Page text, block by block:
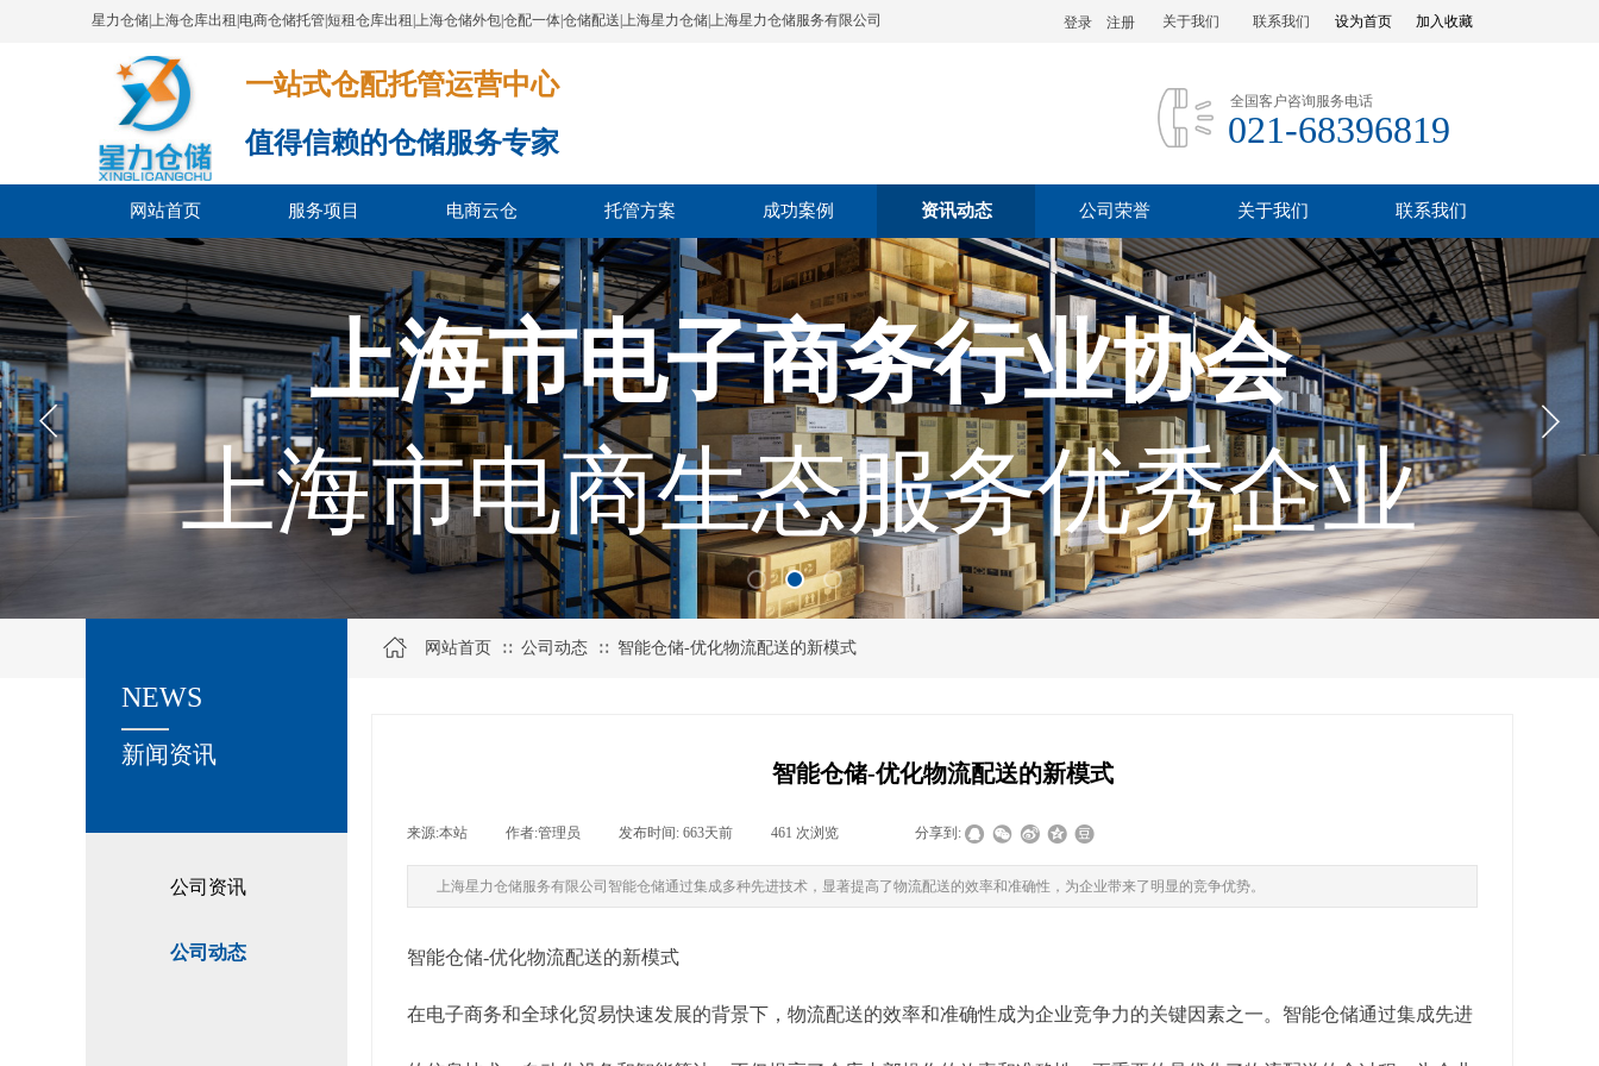
星力仓储|上海仓库出租|电商仓储托管|短租仓库出租|上海仓储外包|仓配一体|仓储配送|上海星力仓储|上海星力仓储服务有限公司 设为首页 加入收藏
登录 注册 联系我们
关于我们
一站式仓配托管运营中心​​​​​​​​​​​​​​​​​
值得信赖的仓储服务专家
全国客户咨询服务电话
021-68396819
网站首页 服务项目 电商云仓 托管方案 成功案例 资讯动态 公司荣誉 关于我们 联系我们
上海市电子商务行业协会
上海市电商生态服务优秀企业
公司资讯
公司动态
关于我们
新闻资讯
NEWS
网站首页 ∷ 公司动态 ∷ 智能仓储-优化物流配送的新模式
智能仓储-优化物流配送的新模式
来源:本站 作者:管理员 发布时间: 663天前 461 次浏览 分享到:
上海星力仓储服务有限公司智能仓储通过集成多种先进技术，显著提高了物流配送的效率和准确性，为企业带来了明显的竞争优势。
智能仓储-优化物流配送的新模式
在电子商务和全球化贸易快速发展的背景下，物流配送的效率和准确性成为企业竞争力的关键因素之一。智能仓储通过集成先进